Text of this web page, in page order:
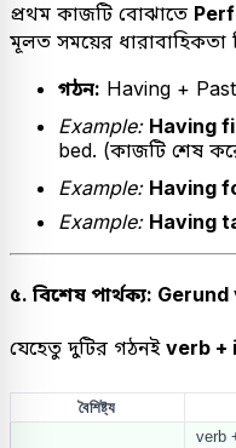
প্রথম কাজটি বোঝাতে
মূলত সময়ের ধারাবাহিকতা
গঠন: Having +
Example: Having
bed. (কাজটি শেষ
Example: Having
Example: Having
৫. বিশেষ পার্থক্য:
যেহেতু দুটির গঠনই verb +
বৈশিষ্ট্য
verb